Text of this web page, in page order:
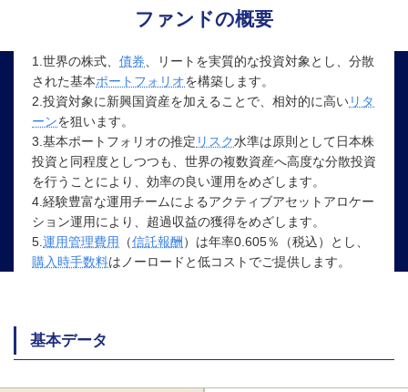
ファンドの概要
1.世界の株式、 債券 、リートを実質的な投資対象とし、分散
された基本ポートフォリオを構築します。
2.投資対象に新興国資産を加えることで、相対的に高いリタ
ーンを狙います。
3.基本ポートフォリオの推定 リスク水準は原則として日本株
投資と同程度としつつも、世界の複数資産へ高度な分散投資
を行うことにより、効率の良い運用をめざします。
4.経験豊富な運用チームによるアクティブアセットアロケー
ション運用により、超過収益の獲得をめざします。
5. 運用管理費用 （信託報酬 ）は年率0.605％（税込）とし、
購入時手数料はノーロードと低コストでご提供します。
基本データ